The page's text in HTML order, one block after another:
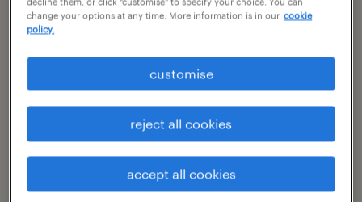
виробництво
47039593
change your options at any time. More information is in our cookie
policy.
accept all cookies
reject all cookies
customise